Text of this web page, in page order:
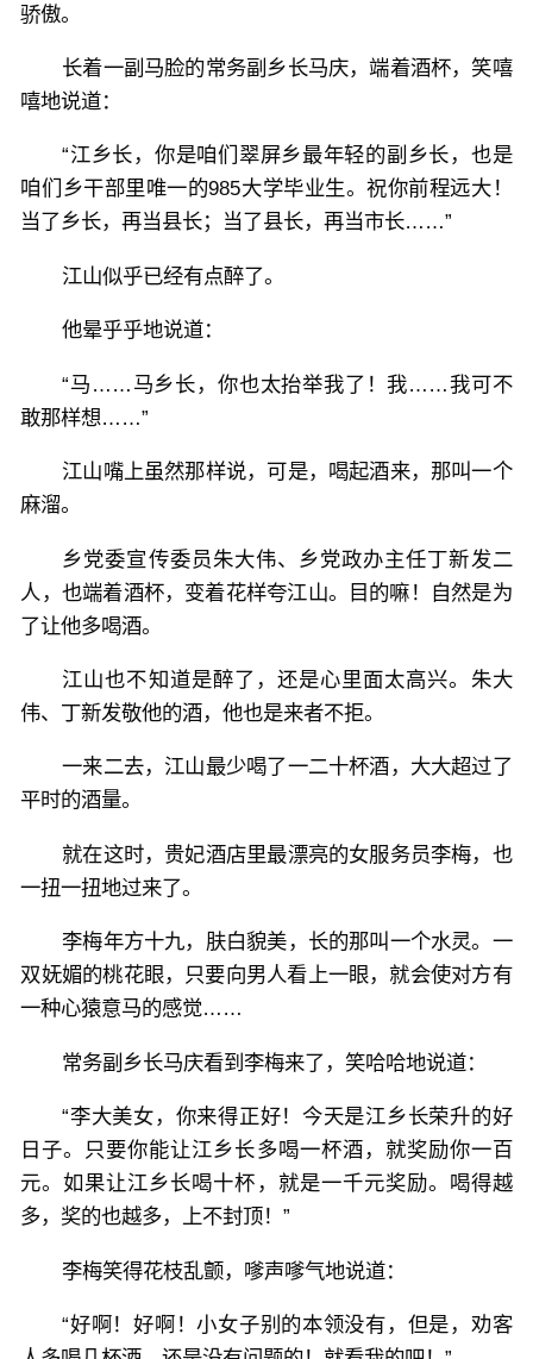
骄傲。
长着一副马脸的常务副乡长马庆，端着酒杯，笑嘻
嘻地说道：
“江乡长，你是咱们翠屏乡最年轻的副乡长，也是
咱们乡干部里唯一的985大学毕业生。祝你前程远大！
当了乡长，再当县长；当了县长，再当市长……”
江山似乎已经有点醉了。
他晕乎乎地说道：
“马……马乡长，你也太抬举我了！我……我可不
敢那样想……”
江山嘴上虽然那样说，可是，喝起酒来，那叫一个
麻溜。
乡党委宣传委员朱大伟、乡党政办主任丁新发二
人，也端着酒杯，变着花样夸江山。目的嘛！自然是为
了让他多喝酒。
江山也不知道是醉了，还是心里面太高兴。朱大
伟、丁新发敬他的酒，他也是来者不拒。
一来二去，江山最少喝了一二十杯酒，大大超过了
平时的酒量。
就在这时，贵妃酒店里最漂亮的女服务员李梅，也
一扭一扭地过来了。
李梅年方十九，肤白貌美，长的那叫一个水灵。一
双妩媚的桃花眼，只要向男人看上一眼，就会使对方有
一种心猿意马的感觉……
常务副乡长马庆看到李梅来了，笑哈哈地说道：
“李大美女，你来得正好！今天是江乡长荣升的好
日子。只要你能让江乡长多喝一杯酒，就奖励你一百
元。如果让江乡长喝十杯，就是一千元奖励。喝得越
多，奖的也越多，上不封顶！”
李梅笑得花枝乱颤，嗲声嗲气地说道：
“好啊！好啊！小女子别的本领没有，但是，劝客